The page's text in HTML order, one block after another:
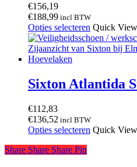
op
de
€156,19
€188,99 incl BTW
Opties selecteren Dit
product
heeft
Deze
optie
op
Quick View
Sixton Atlantida
€112,83
€136,52 incl BTW
Opties selecteren Dit
Quick View
Share
Share Share Share Pin